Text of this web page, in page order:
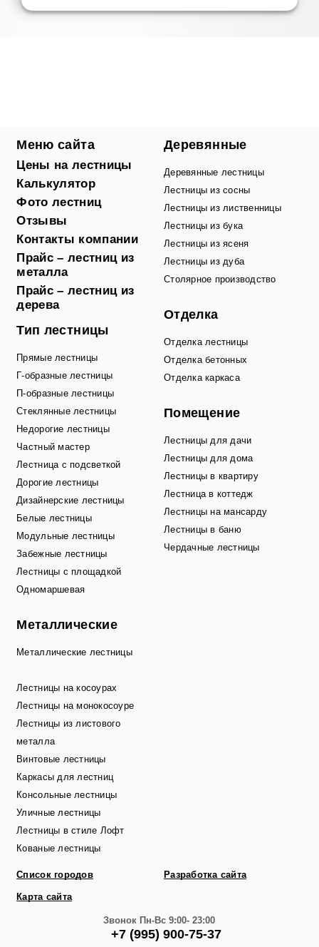
Меню сайта
Цены на лестницы
Калькулятор
Фото лестниц
Отзывы
Контакты компании
Прайс – лестниц из
металла
Прайс – лестниц из
дерева
Тип лестницы
Г-образные лестницы
П-образные лестницы
Стеклянные лестницы
Недорогие лестницы
Частный мастер
Лестница с подсветкой
Дорогие лестницы
Дизайнерские лестницы
Белые лестницы
Модульные лестницы
Забежные лестницы
Лестницы с площадкой
Одномаршевая
Металлические
Металлические лестницы
Лестницы на косоурах
Лестницы на монокосоуре
Лестницы из листового
металла
Винтовые лестницы
Каркасы для лестниц
Консольные лестницы
Уличные лестницы
Лестницы в стиле Лофт
Кованые лестницы
Деревянные
Деревянные лестницы
Лестницы из сосны
Лестницы из лиственницы
Лестницы из бука
Лестницы из ясеня
Лестницы из дуба
Столярное производство
Отделка
Отделка лестницы
Отделка бетонных
Отделка каркаса
Помещение
Лестницы для дачи
Лестницы для дома
Лестницы в квартиру
Лестница в коттедж
Лестницы на мансарду
Лестницы в баню
Чердачные лестницы
Список городов
Карта сайта
Разработка сайта
Звонок Пн-Вс 9:00- 23:00
+7 (995) 900-75-37